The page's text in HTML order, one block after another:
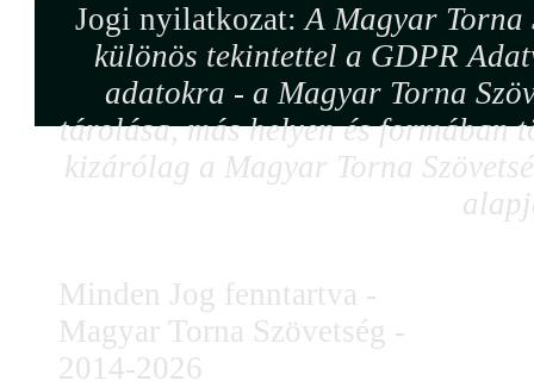
Jogi nyilatkozat:A Magyar Torna
különös tekintettel a GDPR
adatokra - a Magyar Torna
tárolása, más helyen és formában
kizárólag a Magyar Torna
Minden Jog fenntartva -
Magyar Torna Szövetség -
2014-2026